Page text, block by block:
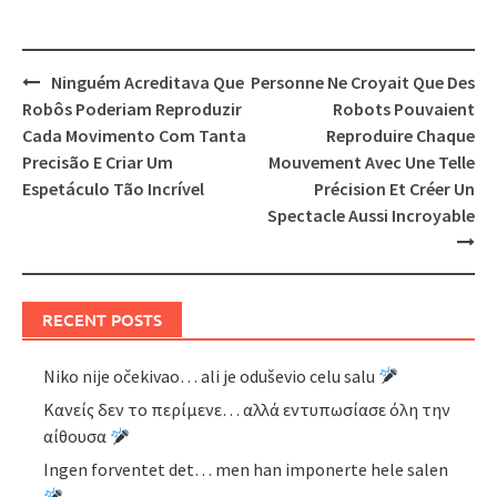
Post
navigation
Ninguém Acreditava Que
Robôs Poderiam Reproduzir
Cada Movimento Com Tanta
Precisão E Criar Um
Espetáculo Tão Incrível
Personne Ne Croyait Que Des
Robots Pouvaient
Reproduire Chaque
Mouvement Avec Une Telle
Précision Et Créer Un
Spectacle Aussi Incroyable
RECENT POSTS
Niko nije očekivao… ali je oduševio celu salu
Κανείς δεν το περίμενε… αλλά εντυπωσίασε όλη την
αίθουσα
Ingen forventet det… men han imponerte hele salen